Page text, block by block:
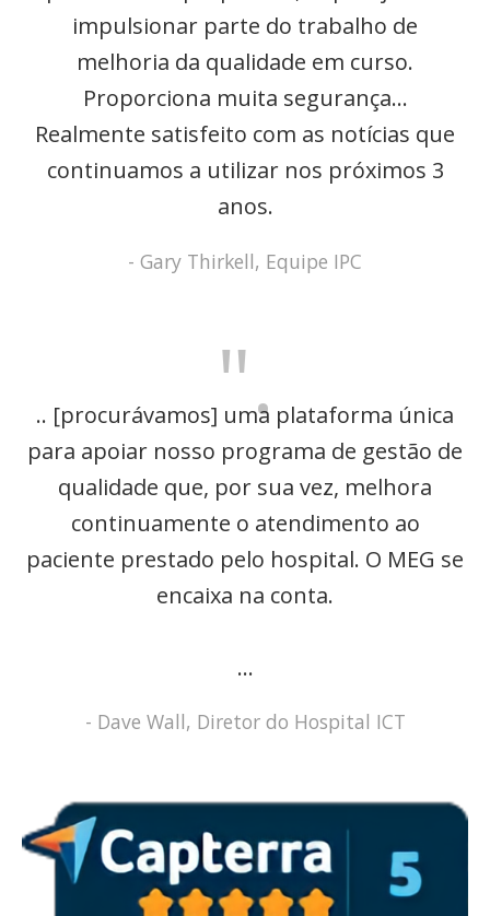
impulsionar parte do trabalho de
melhoria da qualidade em curso.
Proporciona muita segurança...
Realmente satisfeito com as notícias que
continuamos a utilizar nos próximos 3
anos.
- Gary Thirkell, Equipe IPC
".
.. [procurávamos] uma plataforma única
para apoiar nosso programa de gestão de
qualidade que, por sua vez, melhora
continuamente o atendimento ao
paciente prestado pelo hospital. O MEG se
encaixa na conta.
...
- Dave Wall, Diretor do Hospital ICT